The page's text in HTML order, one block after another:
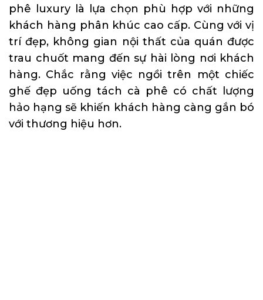
phê luxury là lựa chọn phù hợp với những
khách hàng phân khúc cao cấp. Cùng với vị
trí đẹp, không gian nội thất của quán được
trau chuốt mang đến sự hài lòng nơi khách
hàng. Chắc rằng việc ngồi trên một chiếc
ghế đẹp uống tách cà phê có chất lượng
hảo hạng sẽ khiến khách hàng càng gắn bó
với thương hiệu hơn.